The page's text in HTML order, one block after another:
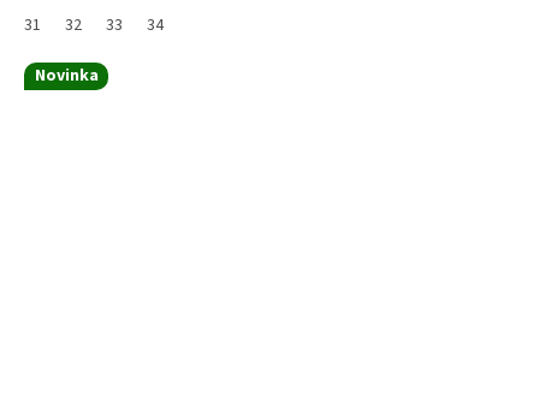
31 32 33 34
Novinka